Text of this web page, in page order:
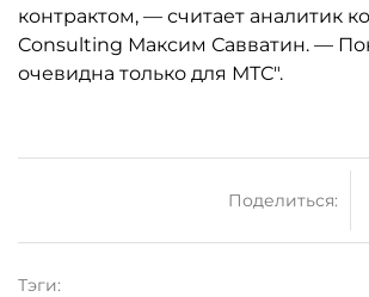
контрактом, — считает аналитик
Consulting Максим Савватин. —
очевидна только для МТС".
Поделиться:
Тэги: